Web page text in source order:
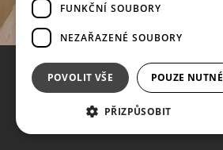
FUNKČNÍ SOUBORY
NEZAŘAZENÉ SOUBORY
POVOLIT VŠE POUZE NUTNÉ
PŘIZPŮSOBIT